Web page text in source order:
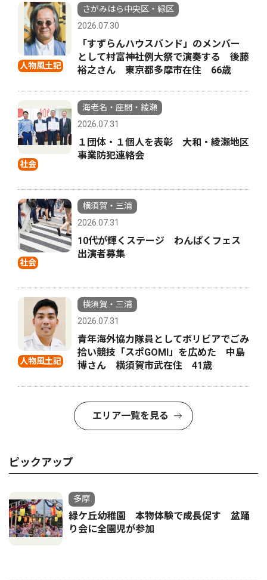
人物風土記
さがみはら中央区・緑区
2026.07.30
「すずらんハウスバンド」のメンバー
として村富神社例大祭で演奏する 後藤
裕之さん 東京都多摩市在住 66歳
社会
海老名・座間・綾瀬
2026.07.31
１団体・１個人を表彰 大和・綾瀬地区
事業防犯連絡会
社会
横須賀・三浦
2026.07.31
10代が輝くステージ わんぱくフェス
出演者募集
人物風土記
横須賀・三浦
2026.07.31
青年海外協力隊員としてボリビアでごみ
拾い競技「スポGOMI」を広めた 中島
博さん 横須賀市武在住 41歳
エリア一覧を見る
ピックアップ
多摩
緑ケ丘幼稚園 本物体験で成長促す 盆踊
り会に全園児が参加